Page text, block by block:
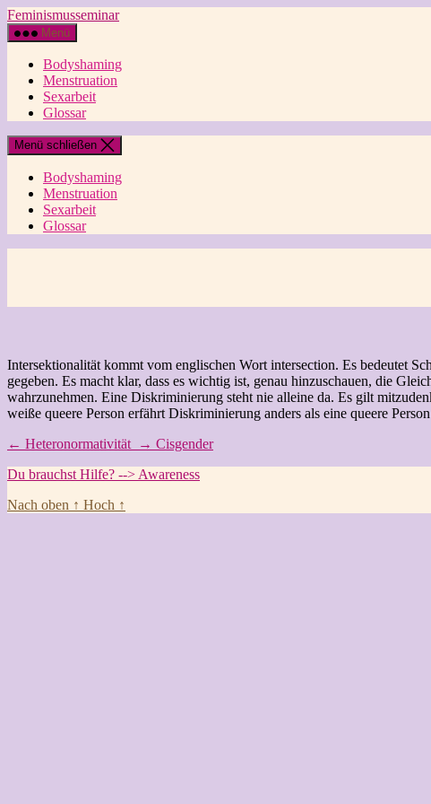
Direkt
zum
Inhalt
wechseln
Feminismusseminar
Menü
Bodyshaming
Menstruation
Sexarbeit
Glossar
Menü schließen
Bodyshaming
Menstruation
Sexarbeit
Glossar
Intersektionalität kommt vom englischen Wort intersection. Es bedeutet
gegeben. Es macht klar, dass es wichtig ist, genau hinzuschauen, die
wahrzunehmen. Eine Diskriminierung steht nie alleine da. Es gilt
weiße queere Person erfährt Diskriminierung anders als eine queere
← Heteronormativität → Cisgender
Du brauchst Hilfe? --> Awareness
Nach oben ↑ Hoch ↑